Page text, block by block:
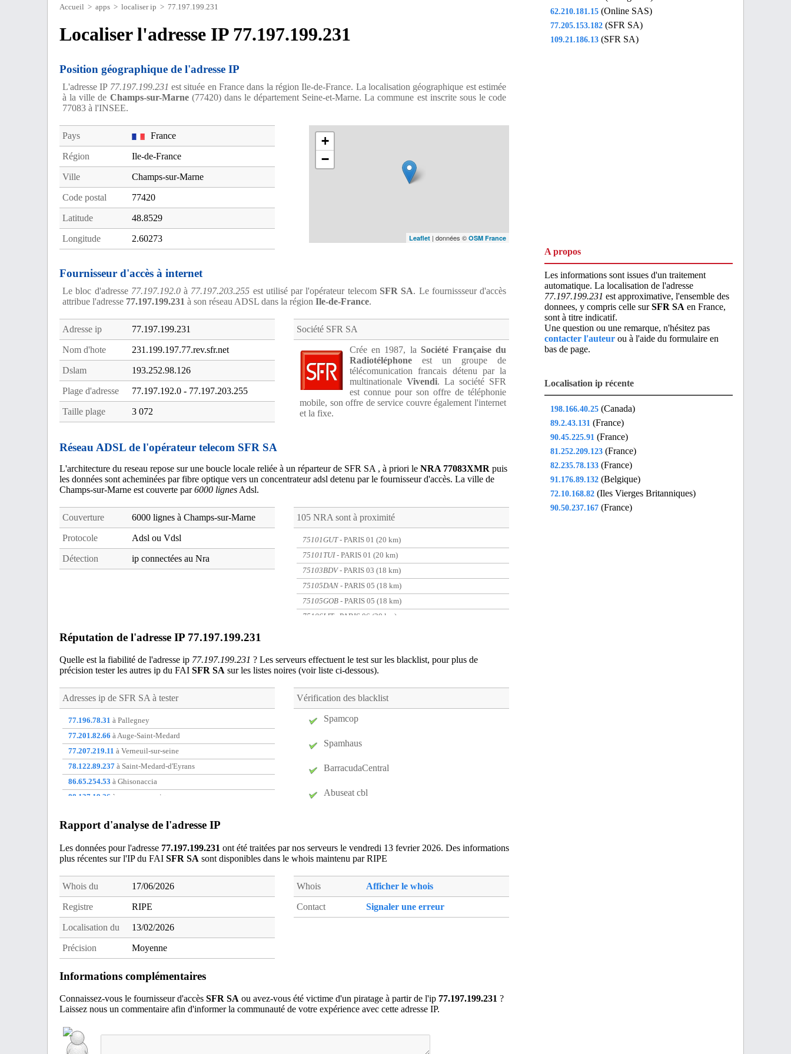
Accueil > apps > localiser ip > 77.197.199.231
Localiser l'adresse IP 77.197.199.231
Position géographique de l'adresse IP
L'adresse IP 77.197.199.231 est située en France dans la région Ile-de-France. La localisation géographique est estimée
à la ville de Champs-sur-Marne(77420) dans le département Seine-et-Marne. La commune est inscrite sous le code
77083 à l'INSEE.
Pays France
Région Ile-de-France
Ville Champs-sur-Marne
Code postal 77420
Latitude 48.8529
Longitude 2.60273
+
−
Leaflet | données © OSM France
Fournisseur d'accès à internet
Le bloc d'adresse 77.197.192.0à 77.197.203.255 est utilisé par l'opérateur telecom SFR SA. Le fournissseur d'accès
attribue l'adresse 77.197.199.231 à son réseau ADSL dans la région Ile-de-France.
Adresse ip 77.197.199.231
Nom d'hote 231.199.197.77.rev.sfr.net
Dslam 193.252.98.126
Plage d'adresse 77.197.192.0 - 77.197.203.255
Taille plage 3 072
Société SFR SA
Crée en 1987, la Société Française du
Radiotéléphone est un groupe de
télécomunication francais détenu par la
multinationale Vivendi. La société SFR
est connue pour son offre de téléphonie
mobile, son offre de service couvre également l'internet
et la fixe.
Réseau ADSL de l'opérateur telecom SFR SA
L'architecture du reseau repose sur une boucle locale reliée à un réparteur de SFR SA , à priori le NRA 77083XMR puis
les données sont acheminées par fibre optique vers un concentrateur adsl detenu par le fournisseur d'accès. La ville de
Champs-sur-Marne est couverte par6000 lignes Adsl.
Couverture 6000 lignes à Champs-sur-Marne
Protocole Adsl ou Vdsl
Détection ip connectées au Nra
105 NRA sont à proximité
75101GUT- PARIS 01 (20 km)
75101TUI- PARIS 01 (20 km)
75103BDV- PARIS 03 (18 km)
75105DAN - PARIS 05 (18 km)
75105GOB - PARIS 05 (18 km)
75106LIT- PARIS 06 (20 km)
75110JEM- PARIS 10 (18 km)
- PARIS 10 (18 km)
75111PHA
- PARIS 11 (16 km)
75111VOL- PARIS 11 (16 km)
75112DID- PARIS 12 (13 km)
75113BOB
- PARIS 13 (18 km)
75118MAR- PARIS 18 (19 km)
75120MEN
77059REN - Bussy-Saint-Martin (6 km)
77094CHR- Charmentray (16 km)
77108CHC- Chelles (3 km)
77108CHE
- Chelles (3 km)
77111CHS
- Chessy (12 km)
77181F9S- Ferrieres-en-Brie (8 km)
77217GRI- Grisy-Suisnes (19 km)
Réputation de l'adresse IP 77.197.199.231
Quelle est la fiabilité de l'adresse ip 77.197.199.231 ? Les serveurs effectuent le test sur les blacklist, pour plus de
précision tester les autres ip du FAI SFR SA sur les listes noires (voir liste ci-dessous).
Adresses ip de SFR SAà tester
77.196.78.31 à Pallegney
77.201.82.66 à Auge-Saint-Medard
77.207.219.11 à Verneuil-sur-seine
78.122.89.237 à Saint-Medard-d'Eyrans
86.65.254.53 à Ghisonaccia
88.137.19.26 à non communique
109.24.187.9 à non communique
213.203.108.252
à Maisnil-les-Ruitz
217.19.204.5à Bailleul-Sir-Berthoult
Vérification des blacklist
Spamcop
Spamhaus
BarracudaCentral
Abuseat cbl
Rapport d'analyse de l'adresse IP
Les données pour l'adresse 77.197.199.231 ont été traitées par nos serveurs le vendredi 13 fevrier 2026. Des informations
plus récentes sur l'IP du FAI SFR SA sont disponibles dans le whois maintenu par RIPE
Whois du 17/06/2026
Registre RIPE
Localisation du 13/02/2026
Précision Moyenne
Whois Afficher le whois
Contact Signaler une erreur
Informations complémentaires
Connaissez-vous le fournisseur d'accès SFR SA ou avez-vous été victime d'un piratage à partir de l'ip 77.197.199.231 ?
Laissez nous un commentaire afin d'informer la communauté de votre expérience avec cette adresse IP.
62.210.181.15 (Online SAS)
77.205.153.182 (SFR SA)
109.21.186.13 (SFR SA)
A propos
Les informations sont issues d'un traitement
automatique. La localisation de l'adresse
77.197.199.231 est approximative, l'ensemble des
donnees, y compris celle surSFR SA en France,
sont à titre indicatif.
Une question ou une remarque, n'hésitez pas
contacter l'auteur ou à l'aide du formulaire en
bas de page.
Localisation ip récente
198.166.40.25 (Canada)
89.2.43.131 (France)
90.45.225.91 (France)
81.252.209.123 (France)
82.235.78.133 (France)
91.176.89.132 (Belgique)
72.10.168.82 (Iles Vierges Britanniques)
90.50.237.167 (France)